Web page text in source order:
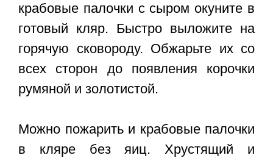
крабовые палочки с сыром окуните в
готовый кляр. Быстро выложите на
горячую сковороду. Обжарьте их со
всех сторон до появления корочки
румяной и золотистой.
Можно пожарить и крабовые палочки
в кляре без яиц. Хрустящий и